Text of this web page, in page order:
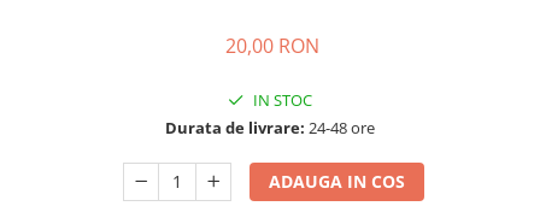
20,00 RON
IN STOC
Durata de livrare: 24-48 ore
ADAUGA IN COS